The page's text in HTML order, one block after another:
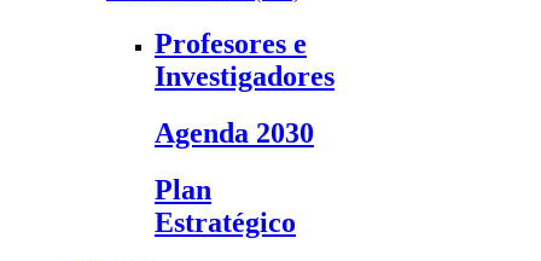
Profesores e
Investigadores
Agenda 2030
Plan
Estratégico